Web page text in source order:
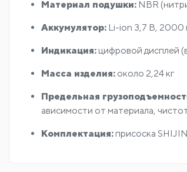
Материал подушки: NBR
Аккумулятор: Li-ion 3,7 В, 2000
Индикация:цифровой дисплей
Масса изделия: около 2,24 кг
Предельная
ависимости от материала,
Комплектация:присоска